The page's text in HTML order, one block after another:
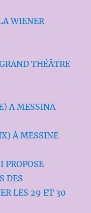
WIENER
THÉÂTRE
A MESSINA
À MESSINE
PROPOSE
DES
LES 29 ET 30